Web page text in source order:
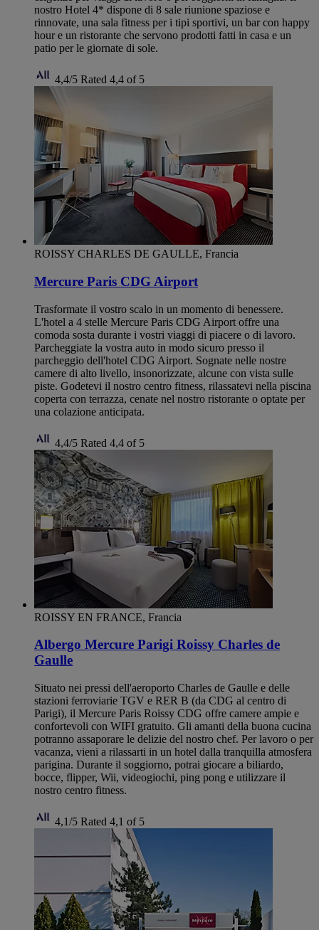
nostro Hotel 4* dispone di 8 sale riunione spaziose e
rinnovate, una sala fitness per i tipi sportivi, un bar con happy
hour e un ristorante che servono prodotti fatti in casa e un
patio per le giornate di sole.
4,4/5 Rated 4,4 of 5
ROISSY CHARLES DE GAULLE, Francia
Mercure Paris CDG Airport
Trasformate il vostro scalo in un momento di benessere.
L'hotel a 4 stelle Mercure Paris CDG Airport offre una
comoda sosta durante i vostri viaggi di piacere o di lavoro.
Parcheggiate la vostra auto in modo sicuro presso il
parcheggio dell'hotel CDG Airport. Sognate nelle nostre
camere di alto livello, insonorizzate, alcune con vista sulle
piste. Godetevi il nostro centro fitness, rilassatevi nella piscina
coperta con terrazza, cenate nel nostro ristorante o optate per
una colazione anticipata.
4,4/5 Rated 4,4 of 5
ROISSY EN FRANCE, Francia
Albergo Mercure Parigi Roissy Charles de
Gaulle
Situato nei pressi dell'aeroporto Charles de Gaulle e delle
stazioni ferroviarie TGV e RER B (da CDG al centro di
Parigi), il Mercure Paris Roissy CDG offre camere ampie e
confortevoli con WIFI gratuito. Gli amanti della buona cucina
potranno assaporare le delizie del nostro chef. Per lavoro o per
vacanza, vieni a rilassarti in un hotel dalla tranquilla atmosfera
parigina. Durante il soggiorno, potrai giocare a biliardo,
bocce, flipper, Wii, videogiochi, ping pong e utilizzare il
nostro centro fitness.
4,1/5 Rated 4,1 of 5